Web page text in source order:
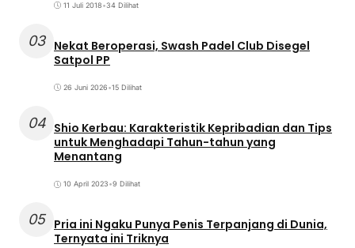
11 Juli 2018•34 Dilihat
03 Nekat Beroperasi, Swash Padel Club Disegel
Satpol PP
26 Juni 2026•15 Dilihat
04 Shio Kerbau: Karakteristik Kepribadian dan Tips
untuk Menghadapi Tahun-tahun yang
Menantang
10 April 2023•9 Dilihat
05 Pria ini Ngaku Punya Penis Terpanjang di Dunia,
Ternyata ini Triknya